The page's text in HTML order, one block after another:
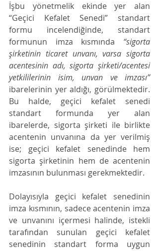
İşbu yönetmelik ekinde yer alan
“Geçici Kefalet Senedi” standart
formu incelendiğinde, standart
formunun imza kısmında “sigorta
şirketinin ticaret unvanı, varsa sigorta
acentesinin adı, sigorta şirketi/acentesi
yetkililerinin isim, unvan ve imzası”
ibarelerinin yer aldığı, görülmektedir.
Bu halde, geçici kefalet senedi
standart formunda yer alan
ibarelerde, sigorta şirketi ile birlikte
acentenin unvanına da yer verilmiş
ise; geçici kefalet senedinde hem
sigorta şirketinin hem de acentenin
imzasının bulunması gerekmektedir.
Dolayısıyla geçici kefalet senedinin
imza kısmının, sadece acentenin imza
ve unvanını içermesi halinde, istekli
tarafından sunulan geçici kefalet
senedinin standart forma uygun